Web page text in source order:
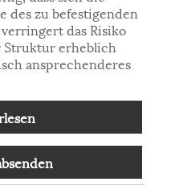
des zu befestigenden
das Risiko
Struktur erheblich
ansprechenderes